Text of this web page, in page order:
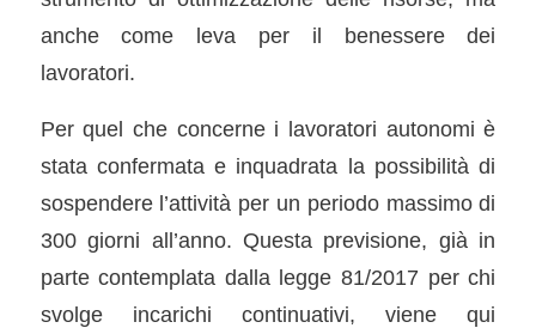
anche come leva per il benessere dei
lavoratori.
Per quel che concerne i lavoratori autonomi è
stata confermata e inquadrata la possibilità di
sospendere l’attività per un periodo massimo di
300 giorni all’anno. Questa previsione, già in
parte contemplata dalla legge 81/2017 per chi
svolge incarichi continuativi, viene qui